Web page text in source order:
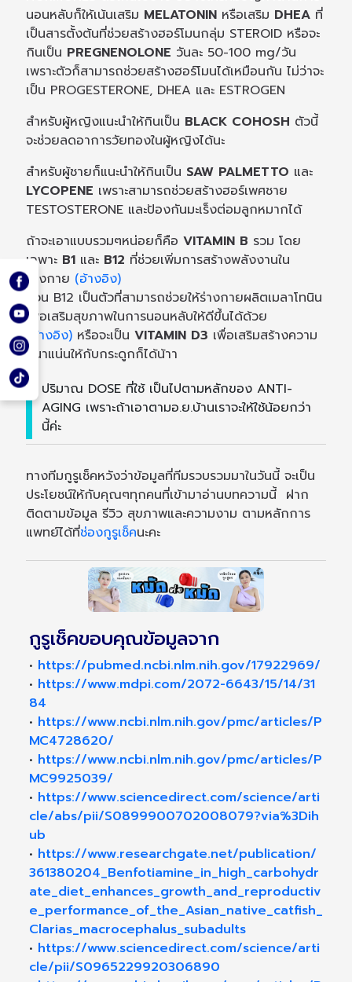
นอนหลับก็ให้เน้นเสริม MELATONIN หรือเสริม DHEA ที่
เป็นสารตั้งต้นที่ช่วยสร้างฮอร์โมนกลุ่ม STEROID หรือจะ
กินเป็น PREGNENOLONE วันละ 50-100 mg/วัน
เพราะตัวก็สามารถช่วยสร้างฮอร์โมนได้เหมือนกัน ไม่ว่าจะ
เป็น PROGESTERONE, DHEA และ ESTROGEN
สำหรับผู้หญิงแนะนำให้กินเป็น BLACK COHOSH ตัวนี้
จะช่วยลดอาการวัยทองในผู้หญิงได้นะ
สำหรับผู้ชายก็แนะนำให้กินเป็น SAW PALMETTO และ
LYCOPENE เพราะสามารถช่วยสร้างฮอร์เพศชาย
TESTOSTERONE และป้องกันมะเร็งต่อมลูกหมากได้
ถ้าจะเอาแบบรวมๆหน่อยก็คือVITAMIN B รวม โดย
เฉพาะ B1 และ B12 ที่ช่วยเพิ่มการสร้างพลังงานใน
ร่างกาย (อ้างอิง)
ส่วน B12 เป็นตัวที่สามารถช่วยให้ร่างกายผลิตเมลาโทนิน
เพื่อเสริมสุขภาพในการนอนหลับให้ดีขึ้นได้ด้วย
(อ้างอิง) หรือจะเป็นVITAMIN D3 เพื่อเสริมสร้างความ
หนาแน่นให้กับกระดูกก็ได้น้าา
ปริมาณ DOSE ที่ใช้ เป็นไปตามหลักของ ANTI-
AGING เพราะถ้าเอาตามอ.ย.บ้านเราจะให้ใช้น้อยกว่า
นี้ค่ะ
ทางทีมกูรูเช็คหวังว่าข้อมูลที่ทีมรวบรวมมาในวันนี้ จะเป็น
ประโยชน์ให้กับคุณๆทุกคนที่เข้ามาอ่านบทความนี้ ฝาก
ติดตามข้อมูล รีวิว สุขภาพและความงาม ตามหลักการ
แพทย์ได้ที่ช่องกูรูเช็คนะคะ
กูรูเช็คขอบคุณข้อมูลจาก
• https://pubmed.ncbi.nlm.nih.gov/17922969/
• https://www.mdpi.com/2072-6643/15/14/31
84
• https://www.ncbi.nlm.nih.gov/pmc/articles/P
MC4728620/
• https://www.ncbi.nlm.nih.gov/pmc/articles/P
MC9925039/
• https://www.sciencedirect.com/science/arti
cle/abs/pii/S0899900702008079?via%3Dih
ub
• https://www.researchgate.net/publication/
361380204_Benfotiamine_in_high_carbohydr
ate_diet_enhances_growth_and_reproductiv
e_performance_of_the_Asian_native_catfish_
Clarias_macrocephalus_subadults
• https://www.sciencedirect.com/science/arti
cle/pii/S0965229920306890